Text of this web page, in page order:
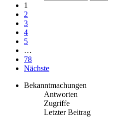
1
2
3
4
5
…
78
Nächste
Bekanntmachungen
Antworten
Zugriffe
Letzter Beitrag